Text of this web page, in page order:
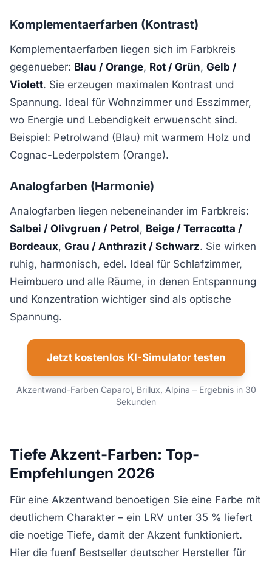
Komplementaerfarben (Kontrast)
Komplementaerfarben liegen sich im Farbkreis
gegenueber: Blau / Orange, Rot / Grün, Gelb /
Violett. Sie erzeugen maximalen Kontrast und
Spannung. Ideal für Wohnzimmer und Esszimmer,
wo Energie und Lebendigkeit erwuenscht sind.
Beispiel: Petrolwand (Blau) mit warmem Holz und
Cognac-Lederpolstern (Orange).
Analogfarben (Harmonie)
Analogfarben liegen nebeneinander im Farbkreis:
Salbei / Olivgruen / Petrol, Beige / Terracotta /
Bordeaux, Grau / Anthrazit / Schwarz. Sie wirken
ruhig, harmonisch, edel. Ideal für Schlafzimmer,
Heimbuero und alle Räume, in denen Entspannung
und Konzentration wichtiger sind als optische
Spannung.
Jetzt kostenlos KI-Simulator testen
Akzentwand-Farben Caparol, Brillux, Alpina – Ergebnis in 30
Sekunden
Tiefe Akzent-Farben: Top-
Empfehlungen 2026
Für eine Akzentwand benoetigen Sie eine Farbe mit
deutlichem Charakter – ein LRV unter 35 % liefert
die noetige Tiefe, damit der Akzent funktioniert.
Hier die fuenf Bestseller deutscher Hersteller für